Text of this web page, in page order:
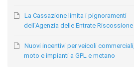
La Cassazione limita i pignoramenti
dell’Agenzia delle Entrate Riscossione
Nuovi incentivi per veicoli commerciali,
moto e impianti a GPL e metano